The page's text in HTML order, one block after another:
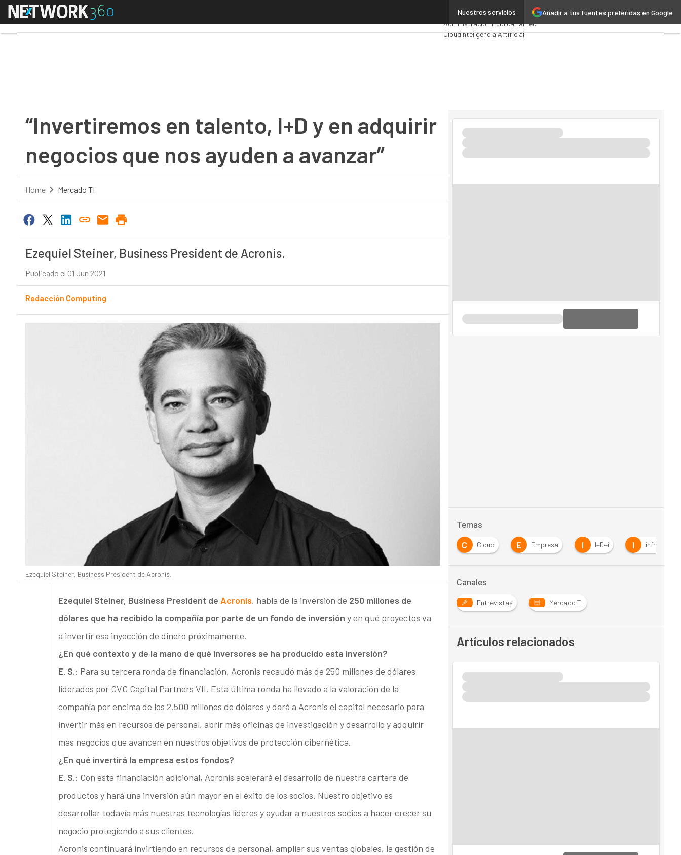
Añadir a tus fuentes preferidas en Google
Nuestros servicios
Menú Premios ComputingAnalytics
Administración PúblicaMarTech
CloudInteligencia Artificial
“Invertiremos en talento, I+D y en adquirir
negocios que nos ayuden a avanzar”
Home Mercado TI
Ezequiel Steiner, Business President de Acronis.
Publicado el 01 Jun 2021
Redacción Computing
Ezequiel Steiner, Business President de Acronis.
Ezequiel Steiner, Business President de Acronis, habla de la inversión de 250 millones de
dólares que ha recibido la compañía por parte de un fondo de inversión y en qué proyectos va
a invertir esa inyección de dinero próximamente.
¿En qué contexto y de la mano de qué inversores se ha producido esta inversión?
E. S.: Para su tercera ronda de financiación, Acronis recaudó más de 250 millones de dólares
liderados por CVC Capital Partners VII. Esta última ronda ha llevado a la valoración de la
compañía por encima de los 2.500 millones de dólares y dará a Acronis el capital necesario para
invertir más en recursos de personal, abrir más oficinas de investigación y desarrollo y adquirir
más negocios que avancen en nuestros objetivos de protección cibernética.
¿En qué invertirá la empresa estos fondos?
E. S.: Con esta financiación adicional, Acronis acelerará el desarrollo de nuestra cartera de
productos y hará una inversión aún mayor en el éxito de los socios. Nuestro objetivo es
desarrollar todavía más nuestras tecnologías líderes y ayudar a nuestros socios a hacer crecer su
negocio protegiendo a sus clientes.
Acronis continuará invirtiendo en recursos de personal, ampliar sus ventas globales, la gestión de
Temas
C
C Cloud E Empresa I I+D+i I
Canales
Entrevistas Mercado TI
Artículos relacionados